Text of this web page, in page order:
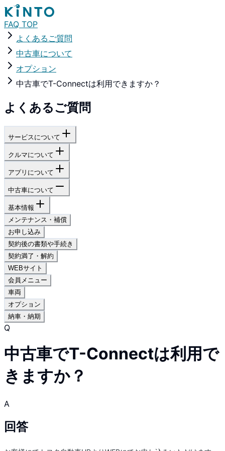
FAQ TOP
よくあるご質問
中古車について
オプション
中古車でT-Connectは利用できますか？
よくあるご質問
サービスについて
クルマについて
アプリについて
中古車について
基本情報
メンテナンス・補償
お申し込み
契約後の書類や手続き
契約満了・解約
WEBサイト
会員メニュー
車両
オプション
納車・納期
Q
中古車でT-Connectは利用で
きますか？
A
回答